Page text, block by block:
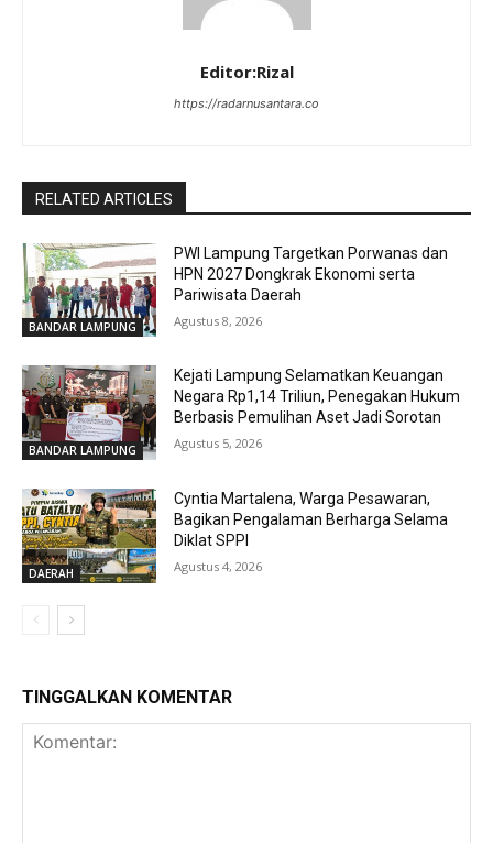
Editor:Rizal
https://radarnusantara.co
RELATED ARTICLES
BANDAR LAMPUNG
PWI Lampung Targetkan Porwanas dan
HPN 2027 Dongkrak Ekonomi serta
Pariwisata Daerah
Agustus 8, 2026
BANDAR LAMPUNG
Kejati Lampung Selamatkan Keuangan
Negara Rp1,14 Triliun, Penegakan Hukum
Berbasis Pemulihan Aset Jadi Sorotan
Agustus 5, 2026
DAERAH
Cyntia Martalena, Warga Pesawaran,
Bagikan Pengalaman Berharga Selama
Diklat SPPI
Agustus 4, 2026
TINGGALKAN KOMENTAR